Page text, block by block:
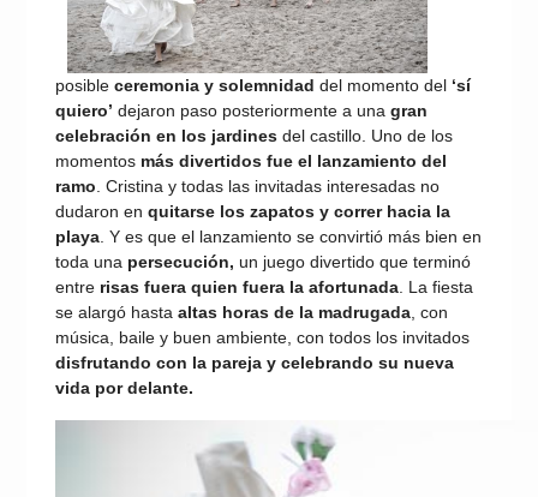
posible ceremonia y solemnidad del momento del ‘sí
quiero’ dejaron paso posteriormente a una gran
celebración en los jardines del castillo. Uno de los
momentos más divertidos fue el lanzamiento del
ramo . Cristina y todas las invitadas interesadas no
dudaron en quitarse los zapatos y correr hacia la
playa . Y es que el lanzamiento se convirtió más bien en
toda una persecución, un juego divertido que terminó
entre risas fuera quien fuera la afortunada . La fiesta
se alargó hasta altas horas de la madrugada , con
música, baile y buen ambiente, con todos los invitados
disfrutando con la pareja y celebrando su nueva
vida por delante.